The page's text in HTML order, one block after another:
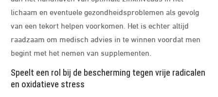
lichaam en eventuele gezondheidsproblemen als gevolg
van een tekort helpen voorkomen. Het is echter altijd
raadzaam om medisch advies in te winnen voordat men
begint met het nemen van supplementen.
Speelt een rol bij de bescherming tegen vrije radicalen
en oxidatieve stress